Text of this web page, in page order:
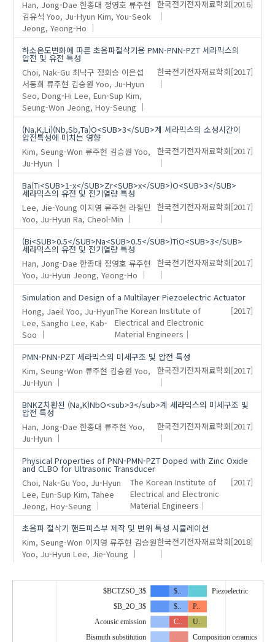
Han, Jong-Dae 한종대 정영호 류주현
김유석 Yoo, Ju-Hyun Kim, You-Seok
Jeong, Yeong-Ho
한국전기전자재료학회[2016]
하소온도변화에 따른 초음파절삭기용 PMN-PNN-PZT 세라믹스의
압전 및 유전 특성
Choi, Nak-Gu 최낙구 정회승 이은섭
서동희 류주현 김승원 Yoo, Ju-Hyun
Seo, Dong-Hi Lee, Eun-Sup Kim,
Seung-Won Jeong, Hoy-Seung
한국전기전자재료학회[2017]
(Na,K,Li)(Nb,Sb,Ta)O<SUB>3</SUB>계 세라믹스의 소성시간이
압전특성에 미치는 영향
Kim, Seung-Won 류주현 김승원 Yoo,
Ju-Hyun
한국전기전자재료학회[2017]
Ba(Ti<SUB>1-x</SUB>Zr<SUB>x</SUB>)O<SUB>3</SUB>
세라믹스의 유전 및 전기열량 특성
Lee, Jie-Young 이지영 류주현 라철민
Yoo, Ju-Hyun Ra, Cheol-Min
한국전기전자재료학회[2017]
(Bi<SUB>0.5</SUB>Na<SUB>0.5</SUB>)TiO<SUB>3</SUB>
세라믹스의 유전 및 전기열량 특성
Han, Jong-Dae 한종대 정영호 류주현
Yoo, Ju-Hyun Jeong, Yeong-Ho
한국전기전자재료학회[2017]
Simulation and Design of a Multilayer Piezoelectric Actuator
Hong, Jaeil Yoo, Ju-Hyun
Lee, Sangho Lee, Kab-
Soo
The Korean Institute of
Electrical and Electronic
Material Engineers
[2017]
PMN-PNN-PZT 세라믹스의 미세구조 및 압전 특성
Kim, Seung-Won 류주현 김승원 Yoo,
Ju-Hyun
한국전기전자재료학회[2017]
BNKZ치환된 (Na,K)NbO<sub>3</sub>계 세라믹스의 미세구조 및
압전 특성
Han, Jong-Dae 한종대 류주현 Yoo,
Ju-Hyun
한국전기전자재료학회[2017]
Physical Properties of PNN-PMN-PZT Doped with Zinc Oxide
and CLBO for Ultrasonic Transducer
Choi, Nak-Gu Yoo, Ju-Hyun
Lee, Eun-Sup Kim, Tahee
Jeong, Hoy-Seung
The Korean Institute of
Electrical and Electronic
Material Engineers
[2017]
초음파 절삭기 핸드피스부 제작 및 변위 특성 시뮬레이션
Kim, Seung-Won 이지영 류주현 김승원
Yoo, Ju-Hyun Lee, Jie-Young
한국전기전자재료학회[2018]
$BCTZSO_3$
$B_2O_3$
$..
$..
Acousic emission
Bismuth substitution
C..
Composition ceramics
Piezoelectric
P..
U..